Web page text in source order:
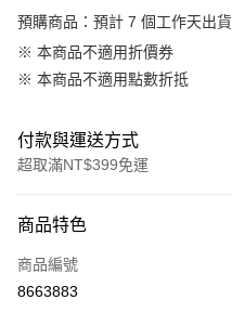
預購商品：預計 7 個工作天出貨
※ 本商品不適用折價券
※ 本商品不適用點數折抵
付款與運送方式
超取滿NT$399免運
信用卡一次付款
信用卡分期付款
商品特色
商品編號
8663883